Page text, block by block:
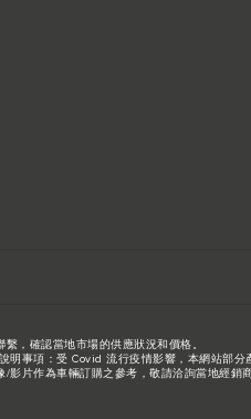
，確認當地市場的供應狀況和價格。
事項：受 Covid 流行疫情影響，本網站部
片作為車輛訂購之參考，敬請洽詢當地經銷